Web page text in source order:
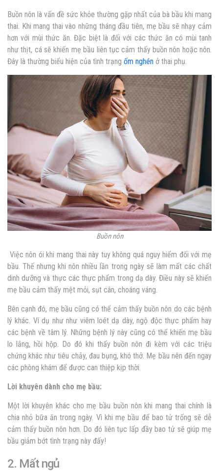
Buồn nôn là vấn đề sức khỏe thường gặp nhất của bà bầu khi mang
thai. Khi mang thai vào những tháng đầu tiên, mẹ bầu sẽ nhạy cảm
hơn với mùi thức ăn. Đặc biệt là đối với các thức ăn có mùi tanh
như thịt, cá sẽ khiến mẹ bầu liên tục cảm thấy buồn nôn hoặc nôn.
Đây là thường biểu hiện của tình trạng ốm nghén ở thai phụ.
Buồn nôn
Việc nôn ói khi mang thai này tuy không quá nguy hiểm đối với mẹ
bầu. Thế nhưng khi nôn nhiều lần trong ngày sẽ làm mất các chất
dinh dưỡng và thực các thực phẩm trong dạ dày. Điều này sẽ khiến
mẹ bầu cảm thấy mệt mỏi, sụt cân, choáng váng.
Bên cạnh đó, mẹ bầu cũng có thể cảm thấy buồn nôn do các bệnh
lý khác. Ví dụ như như viêm loét dạ dày, ngộ độc thực phẩm hay
các bệnh về tâm lý. Những bệnh lý này cũng có thể khiến mẹ bầu
lo lắng, hồi hộp. Do đó khi thấy buồn nôn đi kèm với các triệu
chứng khác như tiêu chảy, đau bụng, khó thở. Mẹ bầu nên đến ngay
các phòng khám để được can thiệp kịp thời.
Lời khuyên dành cho mẹ bầu:
Một lời khuyên khác cho mẹ bầu buồn nôn khi mang thai chính là
chia nhỏ bữa ăn trong ngày. Vì khi mẹ bầu để bao tử trống sẽ dễ
cảm thấy buồn nôn hơn. Do đó liên tục lấp đầy bao tử sẽ giúp mẹ
bầu giảm bớt tình trạng này đấy!
2. Mất ngủ